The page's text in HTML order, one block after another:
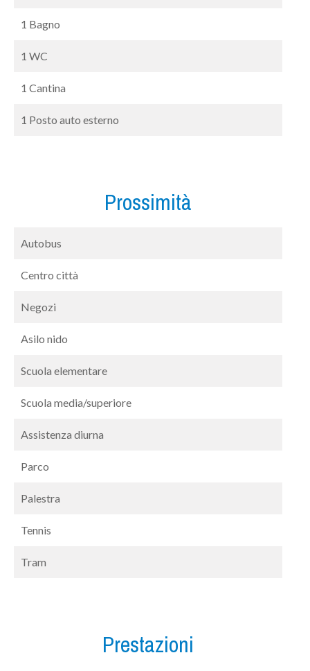
1 Bagno
1 WC
1 Cantina
1 Posto auto esterno
Prossimità
Autobus
Centro città
Negozi
Asilo nido
Scuola elementare
Scuola media/superiore
Assistenza diurna
Parco
Palestra
Tennis
Tram
Prestazioni